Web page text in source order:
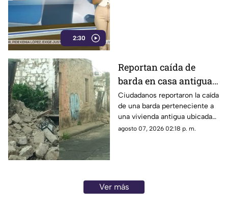
2:30
Reportan caída de
barda en casa antigua
del Centro de Morelia
Ciudadanos reportaron la caída
de una barda perteneciente a
una vivienda antigua ubicada
en pleno Centro Histórico de
agosto 07, 2026 02:18 p. m.
Ver más